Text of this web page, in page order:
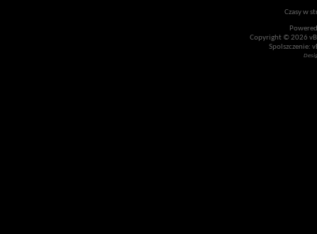
Czasy w
Copyright © 2026
Spolszczenie: